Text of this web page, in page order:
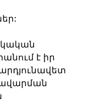
է իր